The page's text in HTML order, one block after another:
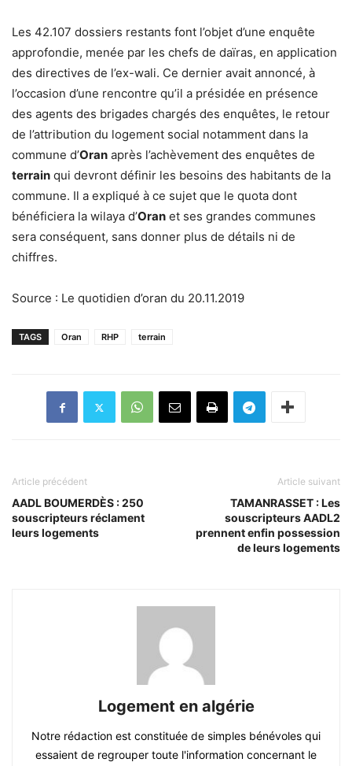
Les 42.107 dossiers restants font l’objet d’une enquête
approfondie, menée par les chefs de daïras, en application
des directives de l’ex-wali. Ce dernier avait annoncé, à
l’occasion d’une rencontre qu’il a présidée en présence
des agents des brigades chargés des enquêtes, le retour
de l’attribution du logement social notamment dans la
commune d’Oran après l’achèvement des enquêtes de
terrain qui devront définir les besoins des habitants de la
commune. Il a expliqué à ce sujet que le quota dont
bénéficiera la wilaya d’Oran et ses grandes communes
sera conséquent, sans donner plus de détails ni de
chiffres.
Source : Le quotidien d’oran du 20.11.2019
TAGS Oran RHP terrain
Article précédent
AADL BOUMERDÈS : 250
souscripteurs réclament
leurs logements
Article suivant
TAMANRASSET : Les
souscripteurs AADL2
prennent enfin possession
de leurs logements
Logement en algérie
Notre rédaction est constituée de simples bénévoles qui
essaient de regrouper toute l'information concernant le